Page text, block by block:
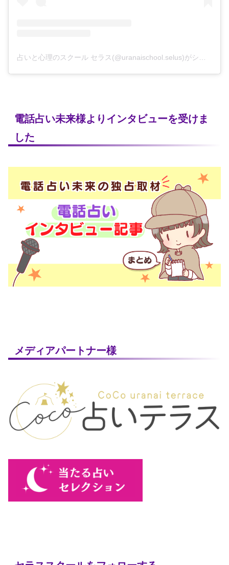
電話占い未来様よりインタビューを受けま
した
メディアパートナー様